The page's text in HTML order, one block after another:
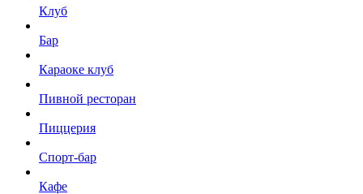
Клуб
Бар
Караоке клуб
Пивной ресторан
Пиццерия
Спорт-бар
Кафе